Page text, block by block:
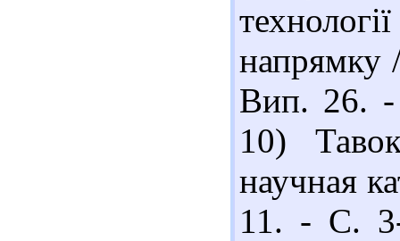
напрямку
Вип. 26. -
10)
научная
11. - С.